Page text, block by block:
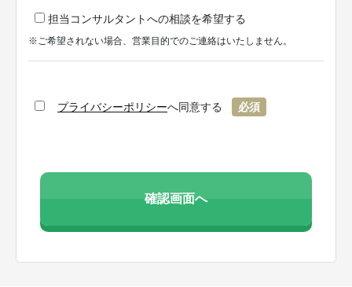
担当コンサルタントへの相談を希望する
※ご希望されない場合、営業目的でのご連絡はいたしません。
プライバシーポリシーへ同意する 必須